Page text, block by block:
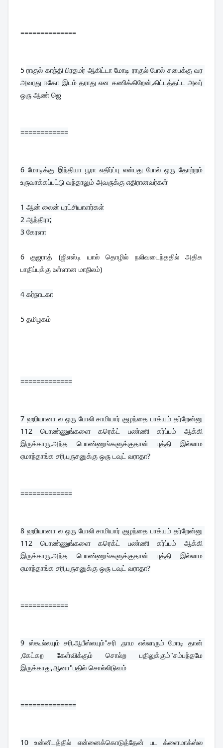
==============
5 ராகுல் காந்தி பிரதமர் ஆகிட்டா மோடி ராகுல் போல் சபைக்கு வர
அவரது ஈகோ இடம் தராது என கணிக்கிறேன்,கிட்டத்தட்ட அவர்
ஒரு ஆண் ஜெ
============
6 மோடிக்கு இந்தியா பூரா எதிர்ப்பு என்பது போல் ஒரு தோற்றம்
உருவாக்கப்பட்டு வந்தாலும் அவருக்கு எதிரானவர்கள்
1 ஆன் லைன் புரட்சியாளர்கள்
2 ஆந்திரா;
6 குஜராத் (ஜிஎஸ்டி யால் தொழில் நலிவடைந்ததில் அதிக
பாதிப்புக்கு உள்ளான மாநிலம்)
5 தமிழகம்
=============
7 ஹரியானா ல ஒரு போலி சாமியார் குழந்தை பாக்யம் தர்றேன்னு
112 பொண்ணுங்களை கரெக்ட் பண்ணி கர்ப்பம் ஆக்கி
இருக்காரு,அந்த பொண்ணுங்களுக்குதான் புத்தி இல்லாம
ஏமாந்தாங்க சரி,புருசனுக்கு ஒரு டவுட் வராதா?
=============
8 ஹரியானா ல ஒரு போலி சாமியார் குழந்தை பாக்யம் தர்றேன்னு
112 பொண்ணுங்களை கரெக்ட் பண்ணி கர்ப்பம் ஆக்கி
இருக்காரு,அந்த பொண்ணுங்களுக்குதான் புத்தி இல்லாம
ஏமாந்தாங்க சரி,புருசனுக்கு ஒரு டவுட் வராதா?
============
9 ஸ்கூல்லயும் சரி,ஆபீஸ்லயும்"சரி ,நாம எல்லாரும் மோடி தான்
,கேட்கற கேள்விக்கும் சொல்ற பதிலுக்கும்"சம்பந்தமே
இருக்காது,ஆனா"பதில் சொல்லிடுவம்
==============
10 உன்னிடத்தில் என்னைக்கொடுத்தேன் பட க்ளைமாக்ஸ்ல